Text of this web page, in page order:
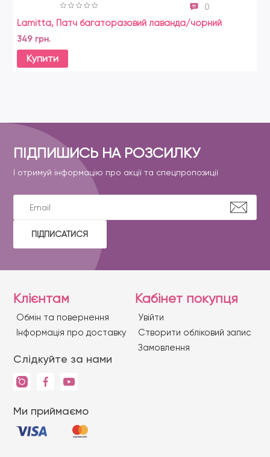
0
Lamitta, Патч багаторазовий лаванда/чорний
349 грн.
Купити
ПІДПИШИСЬ НА РОЗСИЛКУ
І отримуй інформацію про акції та спецпропозиції
ПІДПИСАТИСЯ
Клієнтам
Обмін та повернення
Iнформація про доставку
Слідкуйте за нами
Ми приймаємо
Кабінет покупця
Увійти
Створити обліковий запис
Замовлення